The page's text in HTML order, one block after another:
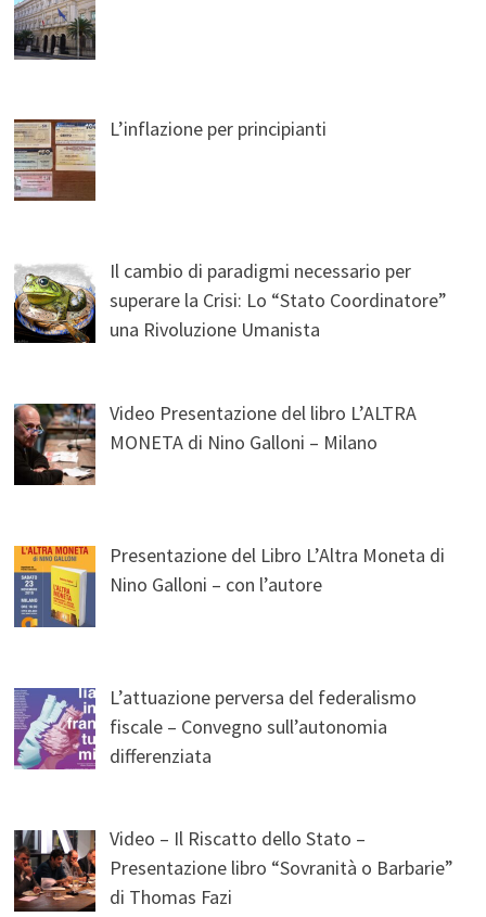
L’inflazione per principianti
Il cambio di paradigmi necessario per
superare la Crisi: Lo “Stato Coordinatore”
una Rivoluzione Umanista
Video Presentazione del libro L’ALTRA
MONETA di Nino Galloni – Milano
Presentazione del Libro L’Altra Moneta di
Nino Galloni – con l’autore
L’attuazione perversa del federalismo
fiscale – Convegno sull’autonomia
differenziata
Video – Il Riscatto dello Stato –
Presentazione libro “Sovranità o Barbarie”
di Thomas Fazi